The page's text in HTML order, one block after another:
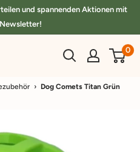
und spannenden Aktionen mit
0
› Dog Comets Titan Grün